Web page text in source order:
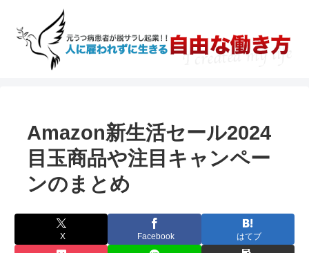
Amazon新生活セール2024
目玉商品や注目キャンペー
ンのまとめ
X Facebook はてブ